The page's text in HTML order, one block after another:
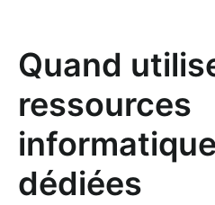
Quand
ressources
dédiées